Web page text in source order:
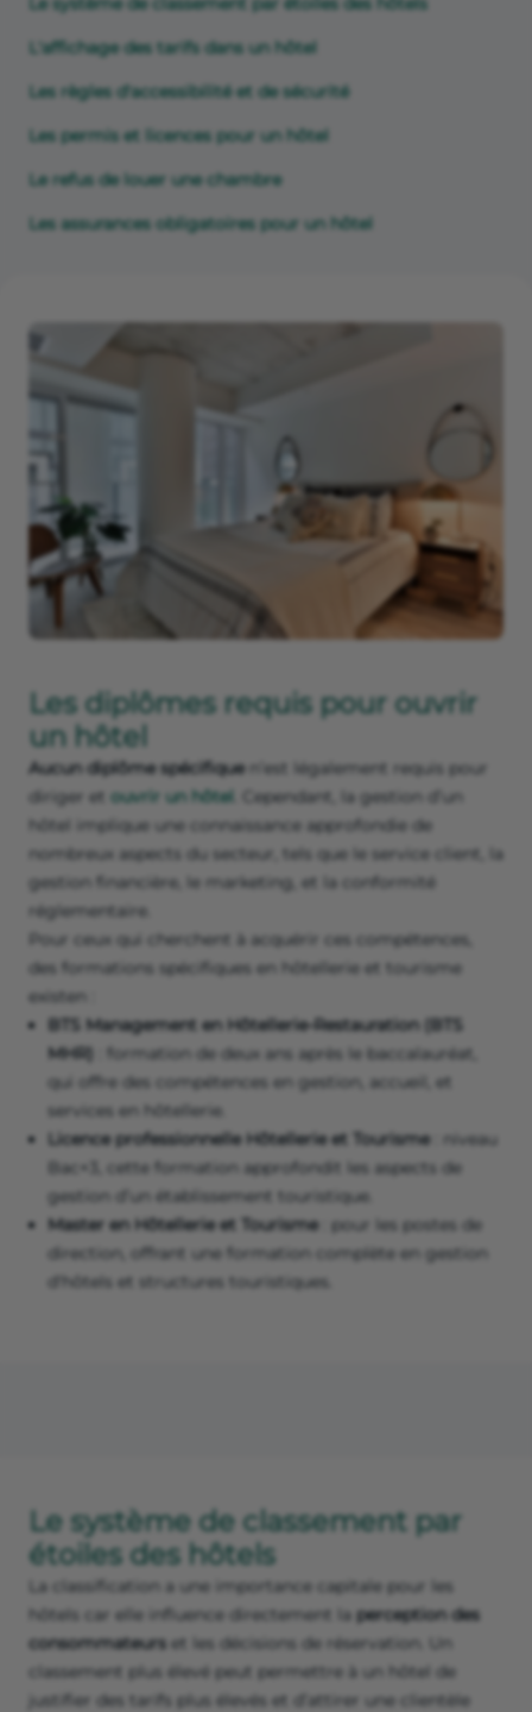
L'affichage des tarifs dans un hôtel
Les règles d'accessibilité et de sécurité
Les permis et licences pour un hôtel
Le refus de louer une chambre
Les assurances obligatoires pour un hôtel
Les diplômes requis pour ouvrir
un hôtel
Aucun diplôme spécifiquen’est légalement requis pour
diriger et ouvrir un hôtel . Cependant, la gestion d’un
hôtel implique une connaissance approfondie de
nombreux aspects du secteur, tels que le service client, la
gestion financière, le marketing, et la conformité
réglementaire.
Pour ceux qui cherchent à acquérir ces compétences,
des formations spécifiques en hôtellerie et tourisme
existen :
BTS Management en Hôtellerie-Restauration (BTS
MHR)
: formation de deux ans après le baccalauréat,
qui offre des compétences en gestion, accueil, et
services en hôtellerie.
Licence professionnelle Hôtellerie et Tourisme: niveau
Bac+3, cette formation approfondit les aspects de
gestion d’un établissement touristique.
Master en Hôtellerie et Tourisme: pour les postes de
direction, offrant une formation complète en gestion
d'hôtels et structures touristiques.
Le système de classement par
étoiles des hôtels
La classification a une importance capitale pour les
hôtels car elle influence directement la perception des
consommateurs et les décisions de réservation. Un
classement plus élevé peut permettre à un hôtel de
justifier des tarifs plus élevés et d’attirer une clientèle